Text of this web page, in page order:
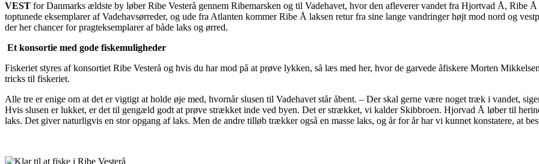
VEST for Danmarks ældste by løber Ribe Vesterå gennem Ribemarsken og til Vadehavet, hvor den afleverer vandet fra Hjortvad Å, Ribe
toptunede eksemplarer af Vadehavsørreder, og ude fra Atlanten kommer Ribe Å laksen retur fra sine lange vandringer højt mod nord og
der her chancer for pragteksemplarer af både laks og ørred.
Et konsortie med gode fiskemuligheder
Fiskeriet styres af konsortiet Ribe Vesterå og hvis du har mod på at prøve lykken, så læs med her, hvor de garvede åfiskere Morten
tricks til fiskeriet.
Alle tre er enige om at det er vigtigt at holde øje med, hvornår slusen til Vadehavet står åbent. – Der skal gerne være noget træk i vandet,
Hvis slusen er lukket, er det til gengæld godt at prøve strækket inde ved byen. Det er strækket, vi kalder Skibbroen. Hjorvad Å løber til
laks. Det giver naturligvis en stor opgang af laks. Men de andre tilløb trækker også en masse laks, og år for år har vi kunnet konstatere, at